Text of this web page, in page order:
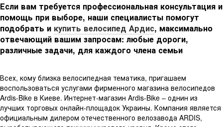
Если вам требуется профессиональная консультация и
помощь при выборе, наши специалисты помогут
подобрать и купить велосипед Ардис, максимально
отвечающий вашим запросам: любые дороги,
различные задачи, для каждого члена семьи
Всех, кому близка велосипедная тематика, пригашаем
воспользоваться услугами фирменного магазина велосипедов
Ardis-Bike в Киеве. Интернет-магазин Ardis-Bike – однин из
лучших торговых онлайн-площадок Украины. Компания является
официальным дилером отечественного велозавода ARDIS,